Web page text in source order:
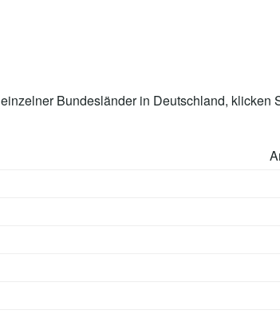
einzelner Bundesländer in Deutschland, klicken